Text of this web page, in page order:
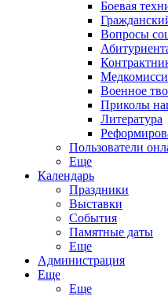
Боевая
Вопросы
Военное
Приколы
Литература
Пользователи
Еще
Календарь
Праздники
Выставки
События
Памятные даты
Еще
Администрация
Еще
Еще